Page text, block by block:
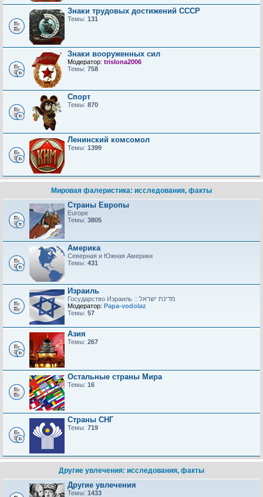
Знаки трудовых достижений CCCP
Темы: 131
Знаки вооруженных сил
Модератор: trislona2006
Темы: 758
Спорт
Темы: 870
Ленинский комсомол
Темы: 1399
Мировая фалеристика: исследования, факты
Страны Европы
Europe
Темы: 3805
Америка
Северная и Южная Америки
Темы: 431
Израиль
Модератор: Papa-vodolaz
Темы: 57
Азия
Темы: 267
Остальные страны Мира
Темы: 16
Страны СНГ
Темы: 719
Другие увлечения: исследования, факты
Другие увлечения
Темы: 1433